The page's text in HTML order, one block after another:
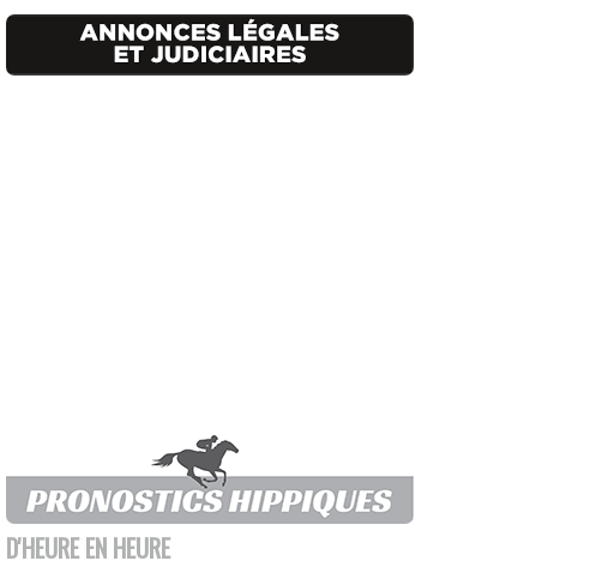
D'HEURE EN HEURE